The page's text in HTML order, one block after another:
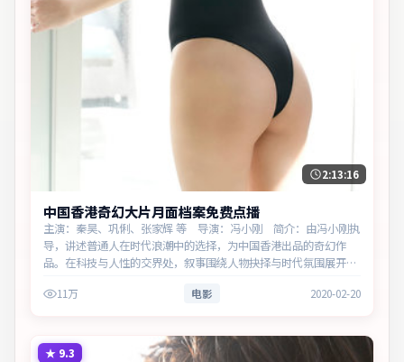
2:13:16
中国香港奇幻大片月面档案免费点播
主演：秦昊、巩俐、张家辉 等 导演：冯小刚 简介：由冯小刚执
导，讲述普通人在时代浪潮中的选择，为中国香港出品的奇幻作
品。在科技与人性的交界处，叙事围绕人物抉择与时代氛围展开，
观赏性与现…
11万 电影 2020-02-20
★ 9.3